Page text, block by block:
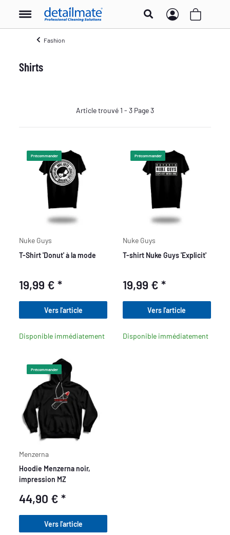
Fashion
Shirts
Article trouvé 1 - 3 Page 3
Précommander
Nuke Guys
T-Shirt 'Donut' à la mode
19,99 €*
Vers l'article
Disponible immédiatement
Précommander
Nuke Guys
T-shirt Nuke Guys 'Explicit'
19,99 € *
Vers l'article
Disponible immédiatement
Précommander
Menzerna
Hoodie Menzerna noir,
impression MZ
44,90 €*
Vers l'article